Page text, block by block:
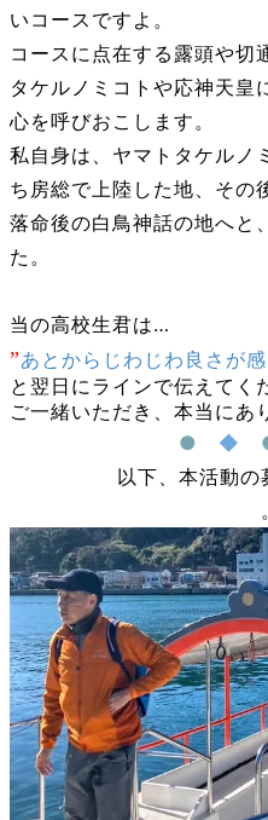
いコースですよ。
コースに点在する露頭や切
タケルノミコトや応神天皇
心を呼びおこします。
私自身は、ヤマトタケルノ
ち房総で上陸した地、その
落命後の白鳥神話の地へと
た。
当の高校生君は…
”あとからじわじわ良さが
と翌日にラインで伝えてく
ご一緒いただき、本当にあ
● ◆
以下、本活動の
。